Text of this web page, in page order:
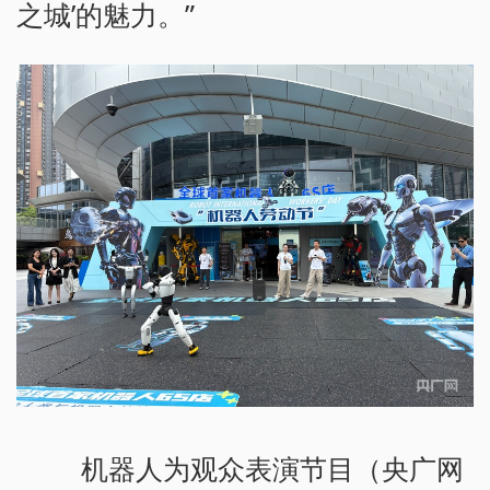
之城’的魅力。”
机器人为观众表演节目（央广网